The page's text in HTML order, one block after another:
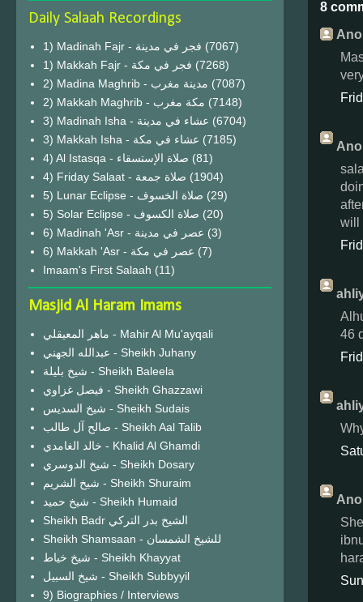
8
will
46
Daily Salaah Recordings
1) Madinah Fajr - فجر في مدينة (7067)
1) Makkah Fajr - فجر في مكة (7268)
2) Madina Maghrib - مدينة مغرب (7087)
2) Makkah Maghrib - مكة مغرب (7148)
3) Madinah Isha - عشاء في مدينة (6704)
3) Makkah Isha - عشاء في مكة (7185)
4) Al Istasqa - صلاة الإستسقاء (81)
4) Friday Salaat - صلاة جمعة (1904)
5) Lunar Eclipse - صلاة الخسوف (29)
(20)
6) Madinah 'Asr - عصر في مدينة (3)
6) Makkah 'Asr - عصر في مكة (7)
Imaam's First Salaah (11)
Masjid Al Haram Imams
ماهر المعيقلي - Mahir Al Mu'ayqali
عبدالله الجهني - Sheikh Juhany
شيخ بليلة - Sheikh Baleela
فيصل غزاوي - Sheikh Ghazzawi
شيخ السديس - Sheikh Sudais
صالح آل طالب - Sheikh Aal Talib
خالد الغامدي - Khalid Al Ghamdi
شيخ الدوسري - Sheikh Dosary
شيخ الشريم - Sheikh Shuraim
شيخ حميد - Sheikh Humaid
Sheikh Badr الشيخ بدر التركي
Sheikh Shamsaan - للشيخ الشمسان
شيخ خياط - Sheikh Khayyat
شيخ السبيل - Sheikh Subbyyil
9) Biographies / Interviews